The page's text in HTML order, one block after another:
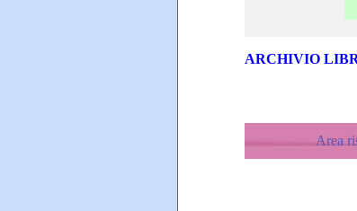
ARCHIVIO
Area